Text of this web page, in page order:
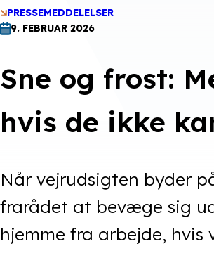
PRESSEMEDDELELSER
9. FEBRUAR 2026
Sne og frost:
hvis de ikke
Når vejrudsigten byder
frarådet at bevæge sig
hjemme fra arbejde, hvis